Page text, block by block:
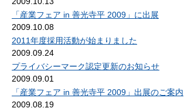
「産業フェア in 善光寺平 2009」に出展
2009.10.08
2011年度採用活動が始まりました
2009.09.24
プライバシーマーク認定更新のお知らせ
2009.09.01
「産業フェア in 善光寺平 2009」出展のご案内
2009.08.19